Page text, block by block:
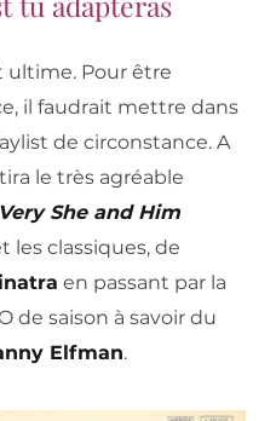
ultime. Pour être
il faudrait mettre dans
de circonstance. A
le très agréable
She and Him
les classiques, de
en passant par la
de saison à savoir du
Elfman.